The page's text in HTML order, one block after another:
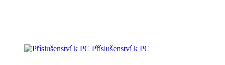
Příslušenství k PC